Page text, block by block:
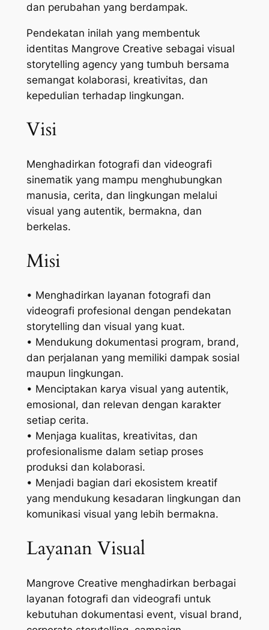
dan perubahan yang berdampak.
Pendekatan inilah yang membentuk
identitas Mangrove Creative sebagai visual
storytelling agency yang tumbuh bersama
semangat kolaborasi, kreativitas, dan
kepedulian terhadap lingkungan.
Visi
Menghadirkan fotografi dan videografi
sinematik yang mampu menghubungkan
manusia, cerita, dan lingkungan melalui
visual yang autentik, bermakna, dan
berkelas.
Misi
• Menghadirkan layanan fotografi dan
videografi profesional dengan pendekatan
storytelling dan visual yang kuat.
• Mendukung dokumentasi program, brand,
dan perjalanan yang memiliki dampak sosial
maupun lingkungan.
• Menciptakan karya visual yang autentik,
emosional, dan relevan dengan karakter
setiap cerita.
• Menjaga kualitas, kreativitas, dan
profesionalisme dalam setiap proses
produksi dan kolaborasi.
• Menjadi bagian dari ekosistem kreatif
yang mendukung kesadaran lingkungan dan
komunikasi visual yang lebih bermakna.
Layanan Visual
Mangrove Creative menghadirkan berbagai
layanan fotografi dan videografi untuk
kebutuhan dokumentasi event, visual brand,